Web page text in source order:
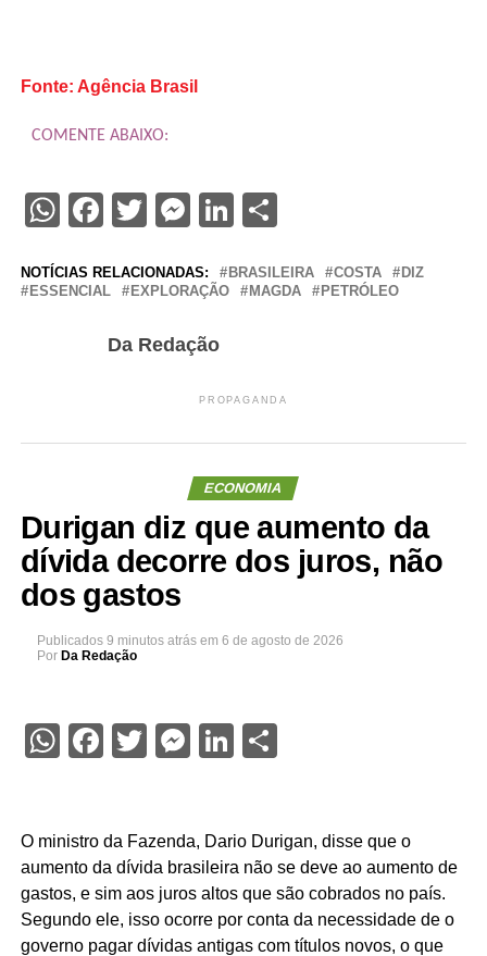
Fonte: Agência Brasil
COMENTE ABAIXO:
WhatsApp
Facebook
Twitter
Messenger
LinkedIn
Share
NOTÍCIAS RELACIONADAS: BRASILEIRA COSTA
DIZ
ESSENCIAL
EXPLORAÇÃO MAGDA PETRÓLEO
Da Redação
PROPAGANDA
ECONOMIA
Durigan diz que aumento da
dívida decorre dos juros, não
dos gastos
Publicados 9 minutos atrás em 6 de agosto de 2026
Por Da Redação
WhatsApp
Facebook
Twitter
Messenger
LinkedIn
Share
O ministro da Fazenda, Dario Durigan, disse que o
aumento da dívida brasileira não se deve ao aumento de
gastos, e sim aos juros altos que são cobrados no país.
Segundo ele, isso ocorre por conta da necessidade de o
governo pagar dívidas antigas com títulos novos, o que